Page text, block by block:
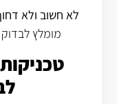
לא חשוב ולא
מומלץ